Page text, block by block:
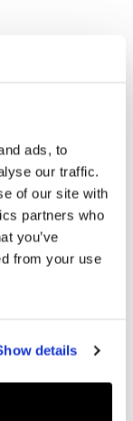
ads, to
our traffic.
of our site with
partners who
you’ve
from your use
details
RABATT!